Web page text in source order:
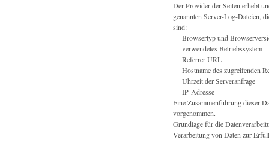
Der Provider der Seiten erhebt
genannten Server-Log-Dateien,
sind:
Browsertyp und
verwendetes Betriebssystem
Referrer URL
Hostname des zugreifenden
Uhrzeit der Serveranfrage
IP-Adresse
Eine Zusammenführung dieser
vorgenommen.
Grundlage für die
Verarbeitung von Daten zur